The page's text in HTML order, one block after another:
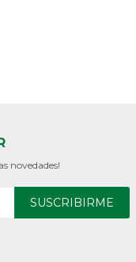
novedades!
SUSCRIBIRME